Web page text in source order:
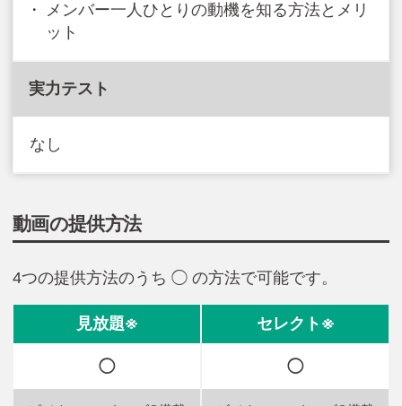
メンバー一人ひとりの動機を知る方法とメリ
ット
実力テスト
なし
動画の提供方法
4つの提供方法のうち ◯ の方法で可能です。
◯ ◯